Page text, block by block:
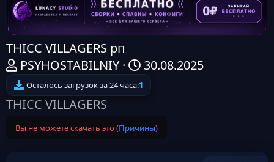
THICC VILLAGERS рп
А
в
т
р
PSYHOSTABILNIY
Д
т
н
30.08.2025
Осталось загрузок за 24 часа:1
THICC VILLAGERS
Вы не можете скачать это (Причины)